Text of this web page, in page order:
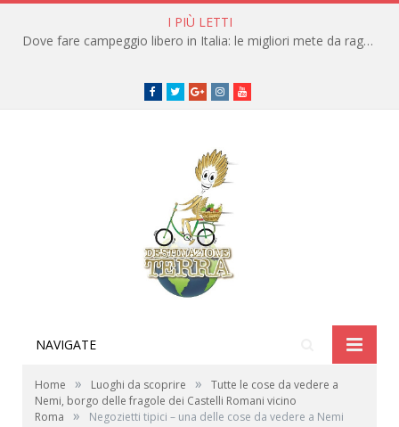
I PIÙ LETTI
Dove fare campeggio libero in Italia: le migliori mete da raggiungere in traghetto
Facebook
TwitterGoogle+instagramyoutube
NAVIGATE
Home » Luoghi da scoprire »
Tutte le cose da vedere a
Nemi, borgo delle fragole dei Castelli Romani vicino
Roma
» Negozietti tipici – una delle cose da vedere a Nemi